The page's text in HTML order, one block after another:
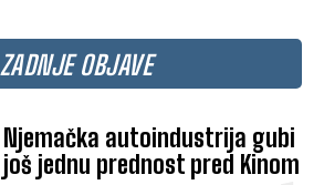
ZADNJE OBJAVE
Njemačka autoindustrija gubi
još jednu prednost pred Kinom